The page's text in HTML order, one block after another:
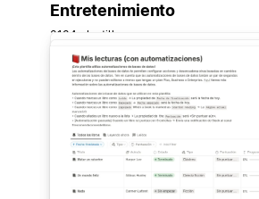
Entretenimiento
3134 plantillas